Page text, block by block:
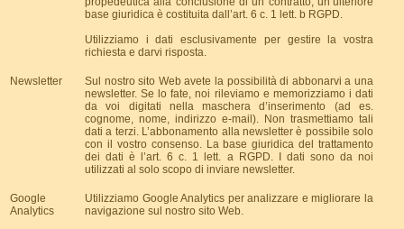
base giuridica è costituita dall’art. 6 c. 1 lett. b RGPD.
Utilizziamo i dati esclusivamente per gestire la vostra
richiesta e darvi risposta.
Newsletter
Sul nostro sito Web avete la possibilità di abbonarvi a una
newsletter. Se lo fate, noi rileviamo e memorizziamo i dati
da voi digitati nella maschera d’inserimento (ad es.
cognome, nome, indirizzo e-mail). Non trasmettiamo tali
dati a terzi. L’abbonamento alla newsletter è possibile solo
con il vostro consenso. La base giuridica del trattamento
dei dati è l’art. 6 c. 1 lett. a RGPD. I dati sono da noi
utilizzati al solo scopo di inviare newsletter.
Google
Analytics
Utilizziamo Google Analytics per analizzare e migliorare la
navigazione sul nostro sito Web.